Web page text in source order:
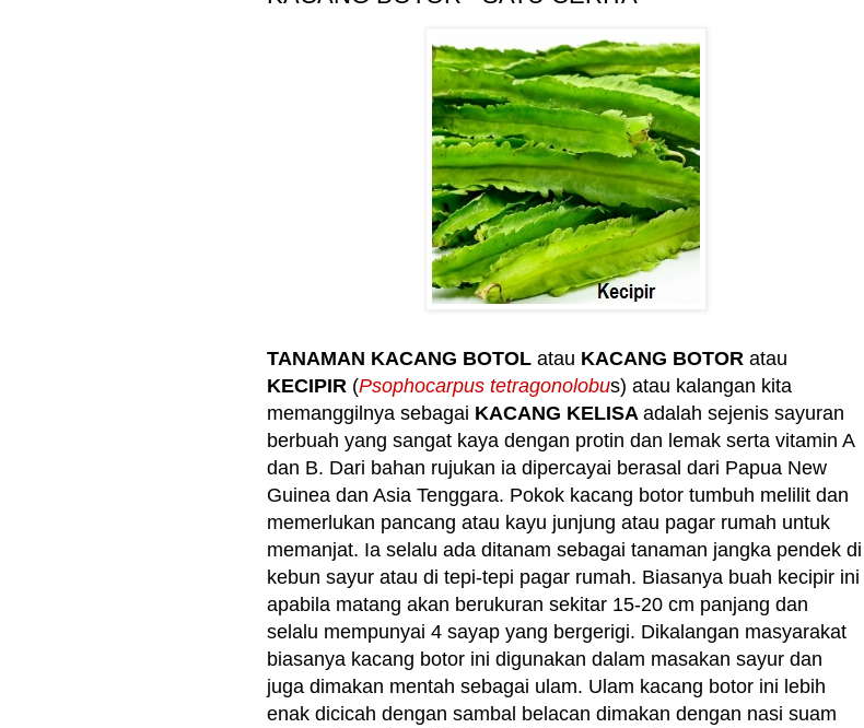
TANAMAN KACANG BOTOL atau KACANG BOTOR atau
KECIPIR (Psophocarpus tetragonolobus) atau kalangan kita
memanggilnya sebagai KACANG KELISA adalah sejenis sayuran
berbuah yang sangat kaya dengan protin dan lemak serta vitamin A
dan B. Dari bahan rujukan ia dipercayai berasal dari Papua New
Guinea dan Asia Tenggara. Pokok kacang botor tumbuh melilit dan
memerlukan pancang atau kayu junjung atau pagar rumah untuk
memanjat. Ia selalu ada ditanam sebagai tanaman jangka pendek di
kebun sayur atau di tepi-tepi pagar rumah. Biasanya buah kecipir ini
apabila matang akan berukuran sekitar 15-20 cm panjang dan
selalu mempunyai 4 sayap yang bergerigi. Dikalangan masyarakat
biasanya kacang botor ini digunakan dalam masakan sayur dan
juga dimakan mentah sebagai ulam. Ulam kacang botor ini lebih
enak dicicah dengan sambal belacan dimakan dengan nasi suam